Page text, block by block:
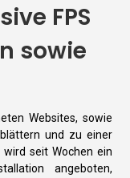
FPS
sowie
Websites, sowie
und zu einer
seit Wochen ein
angeboten,